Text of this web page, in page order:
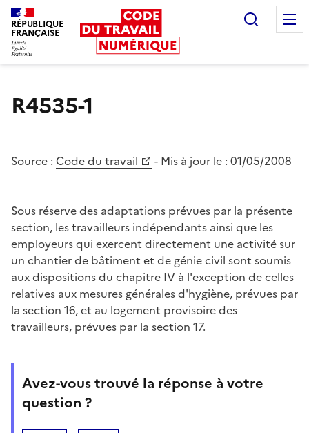
RÉPUBLIQUE
FRANÇAISE
R4535-1
Source : Code du travail - Mis à jour le : 01/05/2008
Sous réserve des adaptations prévues par la présente
section, les travailleurs indépendants ainsi que les
employeurs qui exercent directement une activité sur
un chantier de bâtiment et de génie civil sont soumis
aux dispositions du chapitre IV à l'exception de celles
relatives aux mesures générales d'hygiène, prévues par
la section 16, et au logement provisoire des
travailleurs, prévues par la section 17.
Avez-vous trouvé la réponse à votre
question ?